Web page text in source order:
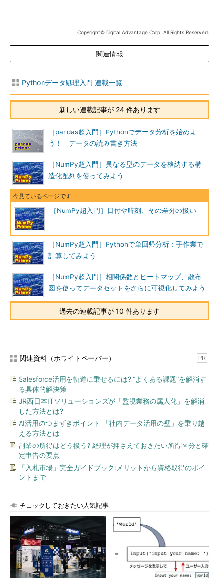
Copyright© Digital Advantage Corp. All Rights Reserved.
関連情報
Pythonデータ処理入門 連載一覧
新しい連載記事が 24 件あります
［pandas超入門］Pythonでデータ分析を始めよ
う！ データの読み書き方法
［NumPy超入門］異なる型のデータを格納する構
造化配列を使ってみよう
［NumPy超入門］日付や時刻、その差分の扱い
［NumPy超入門］Pythonで単回帰分析：手作業で
計算してみよう
［NumPy超入門］相関係数とヒートマップ、散布
図を使ってデータセットをさらに可視化してみよう
過去の連載記事が 10 件あります
関連資料（ホワイトペーパー） PR
Salesforce活用を軌道に乗せるには? “よくある課題”を解消す
る具体的解決策
JR西日本ITソリューションズが「監視業務の属人化」を解消
した方法とは?
AI活用のつまずきポイント 「社内データ活用の壁」を乗り越
える方法とは
副業の所得はどう扱う? 経理が押さえておきたい所得区分と確
定申告の要点
「入札市場」完全ガイドブック:メリットから資格取得のポイ
ントまで
チェックしておきたい人気記事